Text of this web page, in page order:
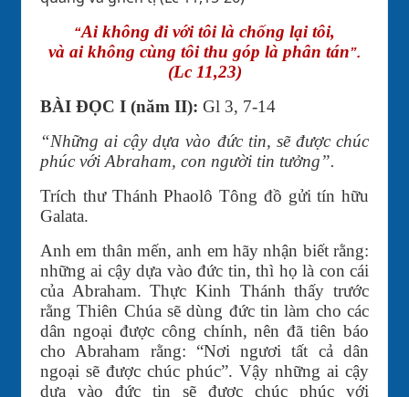
“Ai không đi với tôi là chống lại tôi,
và ai không cùng tôi thu góp là phân tán”.
(Lc 11,23)
BÀI ĐỌC I (năm II): Gl 3, 7-14
“Những ai cậy dựa vào đức tin, sẽ được chúc
phúc với Abraham, con người tin tưởng”.
Trích thư Thánh Phaolô Tông đồ gửi tín hữu
Galata.
Anh em thân mến, anh em hãy nhận biết rằng:
những ai cậy dựa vào đức tin, thì họ là con cái
của Abraham. Thực Kinh Thánh thấy trước
rằng Thiên Chúa sẽ dùng đức tin làm cho các
dân ngoại được công chính, nên đã tiên báo
cho Abraham rằng: “Nơi ngươi tất cả dân
ngoại sẽ được chúc phúc”. Vậy những ai cậy
dựa vào đức tin sẽ được chúc phúc với